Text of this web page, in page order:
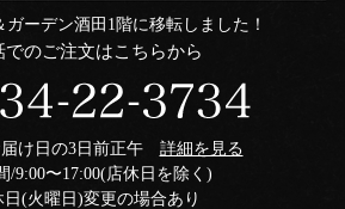
ガーデン酒田1階に移転しました！
でのご注文はこちらから
け日の3日前正午 詳細を見る
/9:00〜17:00(店休日を除く)
(火曜日)変更の場合あり